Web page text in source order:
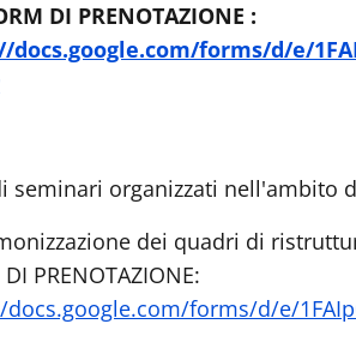
DI PRENOTAZIONE :
forms/d/e/
seminari organizzati nell'ambito
dei quadri di
DI PRENOTAZIONE:
forms/d/e/